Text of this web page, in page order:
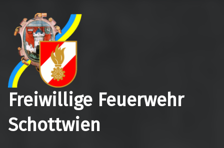
Freiwillige Feuerwehr
Schottwien